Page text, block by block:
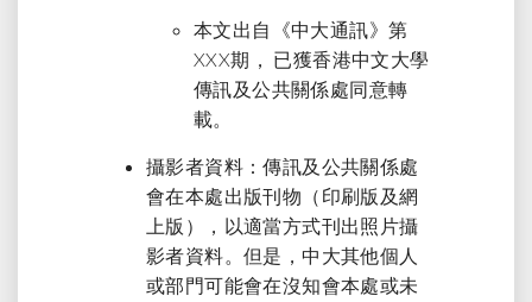
本文出自《中大通訊》第
XXX期， 已獲香港中文大學
傳訊及公共關係處同意轉
載。
攝影者資料：傳訊及公共關係處
會在本處出版刊物（印刷版及網
上版），以適當方式刊出照片攝
影者資料。但是，中大其他個人
或部門可能會在沒知會本處或未